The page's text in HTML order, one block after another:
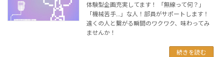
体験型企画充実してます！ 「無線って何？」
「機械苦手…」な人！部員がサポートします！
遠くの人と繋がる瞬間のワクワク、味わってみ
ませんか！
続きを読む